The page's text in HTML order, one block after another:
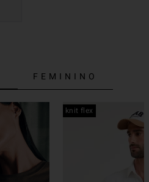
FEMININO
knit flex